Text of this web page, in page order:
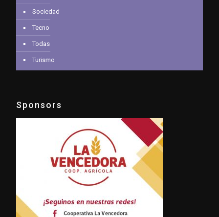
Sociedad
Tecno
Todas
Turismo
Sponsors